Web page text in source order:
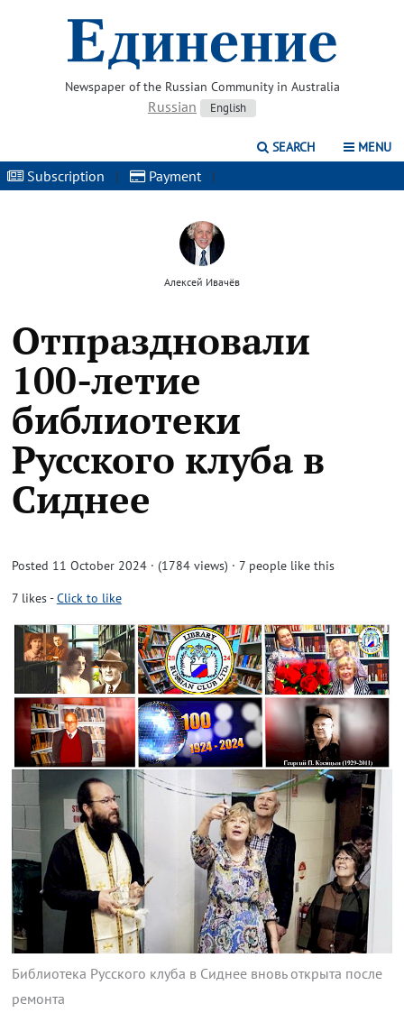
Newspaper of the Russian Community in Australia
Russian English
SEARCH MENU
Subscription | Payment |
Алексей Ивачёв
Отпраздновали
100-летие
библиотеки
Русского клуба в
Cиднее
Posted 11 October 2024 · (1784 views) · 7 people like this
7likes-Click to like
Библиотека Русского клуба в Сиднее вновь открыта после
ремонта